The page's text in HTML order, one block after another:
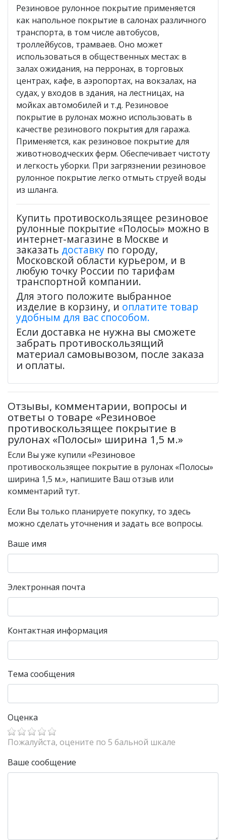
Резиновое рулонное покрытие применяется
как напольное покрытие в салонах различного
транспорта, в том числе автобусов,
троллейбусов, трамваев. Оно может
использоваться в общественных местах: в
залах ожидания, на перронах, в торговых
центрах, кафе, в аэропортах, на вокзалах, на
судах, у входов в здания, на лестницах, на
мойках автомобилей и т.д. Резиновое
покрытие в рулонах можно использовать в
качестве резинового покрытия для гаража.
Применяется, как резиновое покрытие для
животноводческих ферм. Обеспечивает чистоту
и легкость уборки. При загрязнении резиновое
рулонное покрытие легко отмыть струей воды
из шланга.
Купить противоскользящее резиновое
рулонные покрытие «Полосы» можно в
интернет-магазине в Москве и
заказать доставку по городу,
Московской области курьером, и в
любую точку России по тарифам
транспортной компании.
Для этого положите выбранное
изделие в корзину, и оплатите товар
удобным для вас способом.
Если доставка не нужна вы сможете
забрать противоскользящий
материал самовывозом, после заказа
и оплаты.
Отзывы, комментарии, вопросы и
ответы о товаре «Резиновое
противоскользящее покрытие в
рулонах «Полосы» ширина 1,5 м.»
Если Вы уже купили «Резиновое
противоскользящее покрытие в рулонах «Полосы»
ширина 1,5 м.», напишите Ваш отзыв или
комментарий тут.
Если Вы только планируете покупку, то здесь
можно сделать уточнения и задать все вопросы.
Ваше имя
Электронная почта
Контактная информация
Тема сообщения
Оценка
Пожалуйста, оцените по 5 бальной шкале
Ваше сообщение